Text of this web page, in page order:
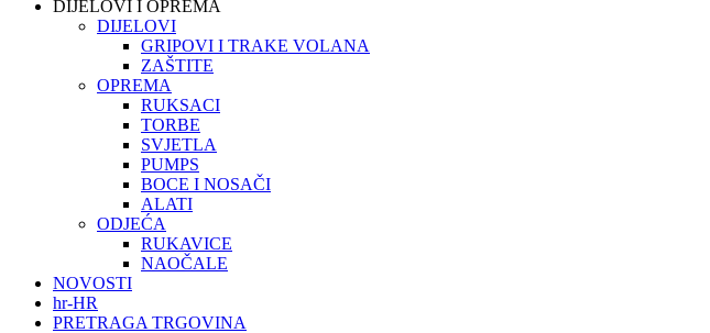
DIJELOVI I OPREMA
DIJELOVI
GRIPOVI I TRAKE VOLANA
ZAŠTITE
OPREMA
RUKSACI
TORBE
SVJETLA
PUMPS
BOCE I NOSAČI
ALATI
ODJEĆA
RUKAVICE
NAOČALE
NOVOSTI
hr-HR
PRETRAGA TRGOVINA